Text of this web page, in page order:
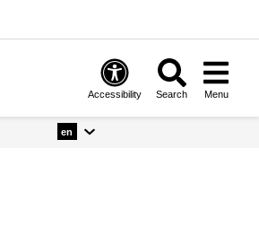
Accessibility Search Menu
en